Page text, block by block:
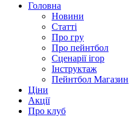
Головна
Новини
Статті
Про гру
Про пейнтбол
Сценарії ігор
Інструктаж
Пейнтбол Магазин
Ціни
Акції
Про клуб